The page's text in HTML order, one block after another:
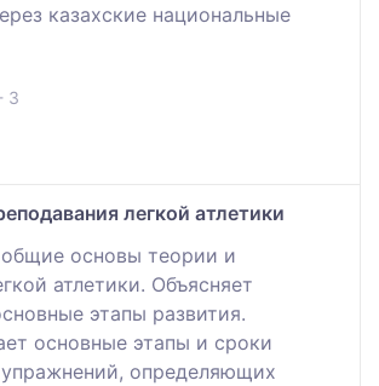
казахские национальные
3
легкой атлетики
основы теории и
атлетики. Объясняет
этапы развития.
основные этапы и сроки
определяющих